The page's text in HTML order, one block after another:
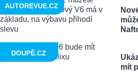
AUTOREVUE.CZ
mít
DOUPĚ.CZ